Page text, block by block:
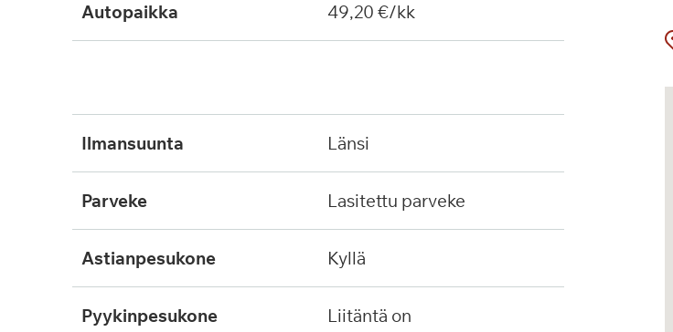
Autopaikka 49,20 €/kk
ilmansuunta länsi
parveke lasitettu parveke
astianpesukone kyllä
pyykinpesukone liitäntä on